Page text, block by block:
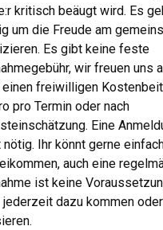
kritisch beäugt wird. Es
um die Freude am
Es gibt keine feste
wir freuen uns
einen freiwilligen
pro Termin oder nach
Eine
nötig. Ihr könnt gerne
auch eine
ist keine
jederzeit dazu kommen